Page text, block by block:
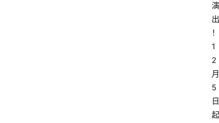
演
出
！
1
2
月
5
日
起